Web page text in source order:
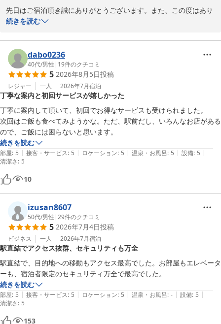
先日はご宿泊頂き誠にありがとうございます。また、この度はあり
がたい評価を賜り恐縮です。
洗濯機利用にご満足いただけて嬉しい限りでございます。
洗濯機は無料でさらに自動で洗剤が投入されているので、購入が不
要です。乾燥機は30分100円でございます。
今後も皆様に非日常な世界をご満喫頂けます様に、清潔感にも細心
の注意を払いまして維持をしてまいります。
次回もビジネスの拠点としてご利用いただければ幸いです。
館内施設にご満足いただけてなによりでございました。
今後ともお客様により満足して頂けるような施設づくりを目指し
て、サービス向上に努めて参ります。
次回も是非当ホテルをご利用頂きますよう、一同心よりお待ち申し
上げます。
ベッセルイン高田馬場駅前　フロント幸本
2026-06-06
続きを読む
dabo0236
40代/男性 | 19件のクチコミ
5 2026年8月5日投稿
レジャー 一人 2026年7月宿泊
丁寧な案内と初回サービスが嬉しかった
丁寧に案内して頂いて、初回でお得なサービスも受けられました。
次回はご飯も食べてみようかな。ただ、駅前だし、いろんなお店がある
続きを読む
部屋: 5 | 接客・サービス: 5 | ロケーション: 5 | 温泉・お風呂: 5 | 設備: 5 |
清潔さ: 5
10
izusan8607
50代/男性 |29件のクチコミ
5 2026年7月4日投稿
ビジネス 一人 2026年7月宿泊
駅直結でアクセス抜群、セキュリティも万全
駅直結で、目的地への移動もアクセス最高でした。お部屋もエレベータ
ーも、宿泊者限定のセキュリティ万全で最高でした。
続きを読む
部屋: 5 | 接客・サービス: 5 | ロケーション: 5 | 温泉・お風呂: - | 設備: 5 |
清潔さ: 5
153